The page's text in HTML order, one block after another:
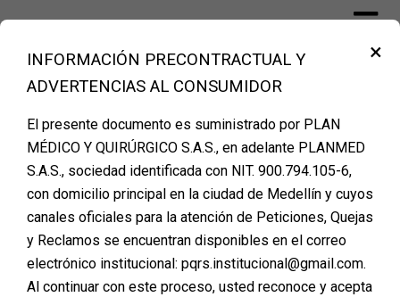
contentFinanciación Cirugía Plástica Medellín –
PLANMED
Agenda tu cita de
valoración
×
INFORMACIÓN PRECONTRACTUAL Y
ADVERTENCIAS AL CONSUMIDOR
El presente documento es suministrado por PLAN
MÉDICO Y QUIRÚRGICO S.A.S., en adelante PLANMED
S.A.S., sociedad identificada con NIT. 900.794.105-6,
con domicilio principal en la ciudad de Medellín y cuyos
canales oficiales para la atención de Peticiones, Quejas
y Reclamos se encuentran disponibles en el correo
electrónico institucional: pqrs.institucional@gmail.com.
Al continuar con este proceso, usted reconoce y acepta